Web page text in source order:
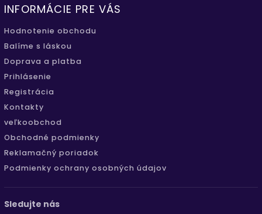
INFORMÁCIE PRE VÁS
Hodnotenie obchodu
Balíme s láskou
Doprava a platba
Prihlásenie
Registrácia
Kontakty
veľkoobchod
Obchodné podmienky
Reklamačný poriadok
Podmienky ochrany osobných údajov
Sledujte nás